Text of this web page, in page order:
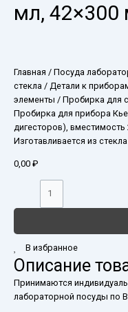
мл, 42×300
Главная / Посуда
стекла / Детали к
элементы / Пробирка для
Пробирка для прибора
дигесторов),
Изготавливается из
0,00 ₽
В избранное
Описание
Принимаются
лабораторной посуды по